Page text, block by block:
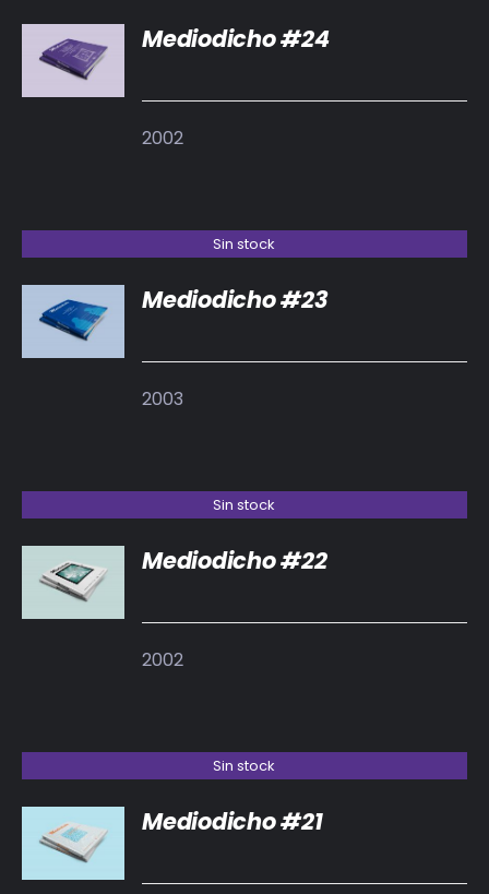
DETALLES
Mediodicho #24
2002
Sin stock
DETALLES
Mediodicho #23
2003
Sin stock
DETALLES
Mediodicho #22
2002
Sin stock
DETALLES
Mediodicho #21